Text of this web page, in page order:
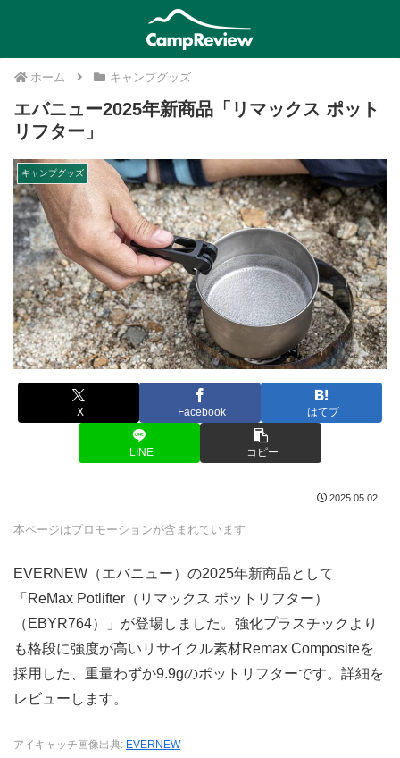
ホーム キャンプグッズ
エバニュー2025年新商品「リマックス ポット
リフター」
キャンプグッズ
X Facebook はてブ
LINE コピー
2025.05.02
本ページはプロモーションが含まれています
EVERNEW（エバニュー）の2025年新商品として
「ReMax Potlifter（リマックス ポットリフター）
（EBYR764）」が登場しました。強化プラスチックより
も格段に強度が高いリサイクル素材Remax Compositeを
採用した、重量わずか9.9gのポットリフターです。詳細を
レビューします。
アイキャッチ画像出典: EVERNEW